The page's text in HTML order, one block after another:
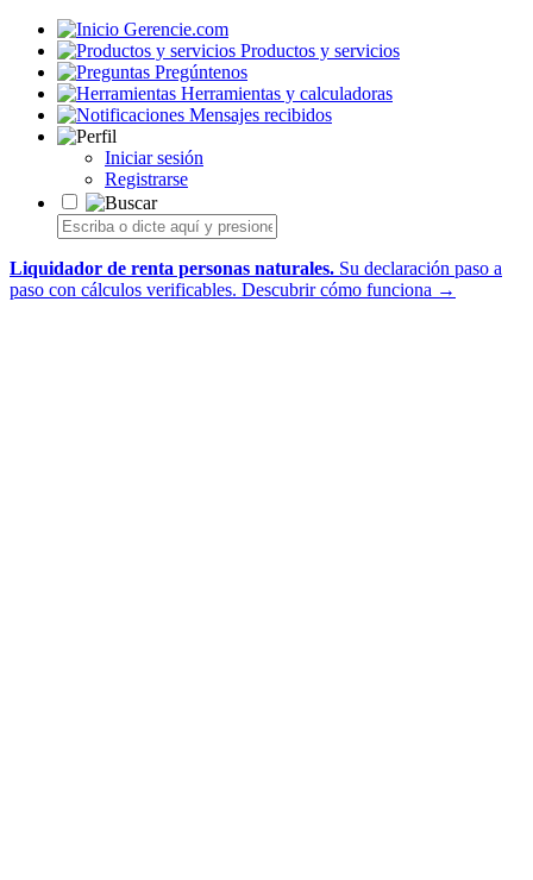
Gerencie.com
Productos y servicios
Pregúntenos
Herramientas y calculadoras
Mensajes recibidos
Iniciar sesión
Registrarse
Liquidador de renta personas naturales. Su declaración paso a
paso con cálculos verificables. Descubrir cómo funciona →